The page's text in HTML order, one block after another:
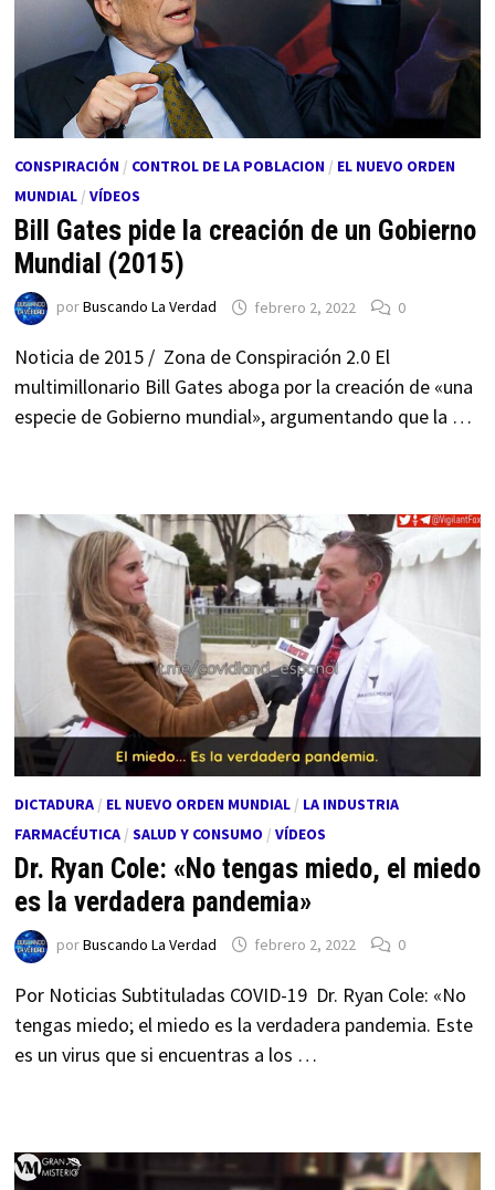
CONSPIRACIÓN/ CONTROL DE LA POBLACION/ EL NUEVO ORDEN
MUNDIAL/ VÍDEOS
Bill Gates pide la creación de un Gobierno
Mundial (2015)
porBuscando La Verdad febrero 2, 2022 0
Noticia de 2015 / Zona de Conspiración 2.0 El
multimillonario Bill Gates aboga por la creación de «una
especie de Gobierno mundial», argumentando que la …
DICTADURA/ EL NUEVO ORDEN MUNDIAL/ LA INDUSTRIA
FARMACÉUTICA/ SALUD Y CONSUMO / VÍDEOS
Dr. Ryan Cole: «No tengas miedo, el miedo
es la verdadera pandemia»
porBuscando La Verdad febrero 2, 2022 0
Por Noticias Subtituladas COVID-19 Dr. Ryan Cole: «No
tengas miedo; el miedo es la verdadera pandemia. Este
es un virus que si encuentras a los …